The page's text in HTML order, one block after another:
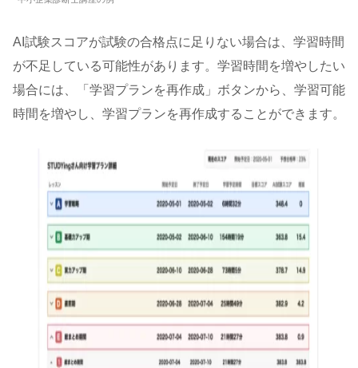
AI試験スコアが試験の合格点に足りない場合は、学習時間
が不足している可能性があります。学習時間を増やしたい
場合には、「学習プランを再作成」ボタンから、学習可能
時間を増やし、学習プランを再作成することができます。